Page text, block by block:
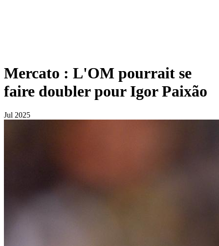
Mercato : L'OM pourrait se
faire doubler pour Igor Paixão
Jul 2025